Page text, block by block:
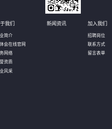
我们
简介
会在线官网
网络
资质
风采
新闻资讯 加入我们
招聘岗位
联系方式
留言表单